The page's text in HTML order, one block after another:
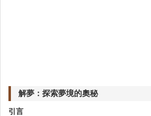
解夢：探索夢境的奧秘
引言